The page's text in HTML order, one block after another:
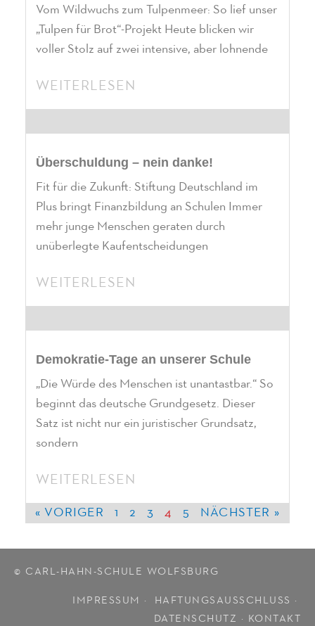
Vom Wildwuchs zum Tulpenmeer: So lief unser
„Tulpen für Brot“-Projekt Heute blicken wir
voller Stolz auf zwei intensive, aber lohnende
WEITERLESEN
Überschuldung – nein danke!
Fit für die Zukunft: Stiftung Deutschland im
Plus bringt Finanzbildung an Schulen Immer
mehr junge Menschen geraten durch
unüberlegte Kaufentscheidungen
WEITERLESEN
Demokratie-Tage an unserer Schule
„Die Würde des Menschen ist unantastbar.“ So
beginnt das deutsche Grundgesetz. Dieser
Satz ist nicht nur ein juristischer Grundsatz,
sondern
WEITERLESEN
« VORIGER 1 2 3 4 5 NÄCHSTER »
© CARL-HAHN-SCHULE WOLFSBURG
IMPRESSUM · HAFTUNGSAUSSCHLUSS ·
DATENSCHUTZ · KONTAKT